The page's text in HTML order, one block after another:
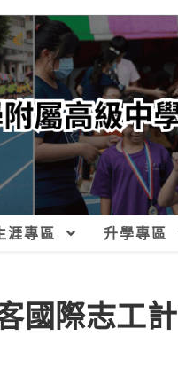
涯專區 升學專區
國際志工計